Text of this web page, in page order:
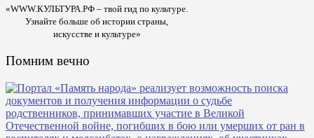
«WWW.КУЛЬТУРА.РФ – твой гид по культуре.
Узнайте больше об истории страны,
искусстве и культуре»
Помним вечно